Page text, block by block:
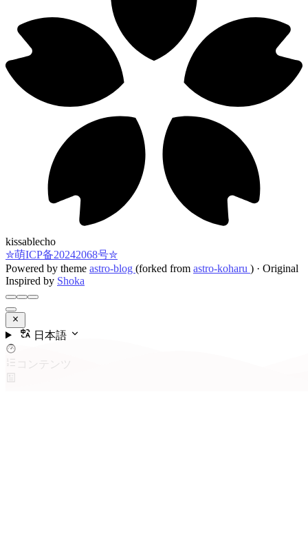
kissablecho
✮萌ICP备20242068号✮
Powered by theme astro-blog (forked from astro-koharu ) · Original
Inspired by Shoka
日本語
コンテンツ